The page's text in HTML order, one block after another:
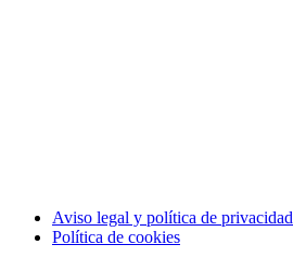
Aviso legal y política de privacidad
Política de cookies